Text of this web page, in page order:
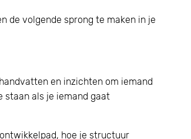
de volgende sprong te maken in je
en inzichten om iemand
staan als je iemand gaat
hoe je structuur